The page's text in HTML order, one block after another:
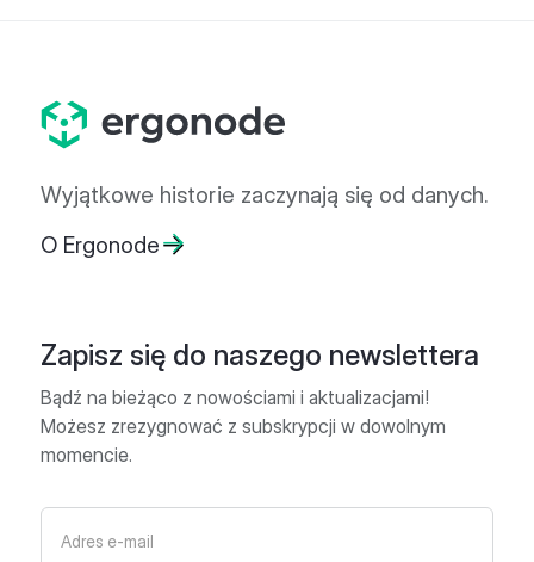
Wyjątkowe historie zaczynają się od danych.
O Ergonode
Zapisz się do naszego newslettera
Bądź na bieżąco z nowościami i aktualizacjami!
Możesz zrezygnować z subskrypcji w dowolnym
momencie.